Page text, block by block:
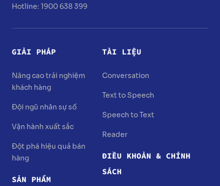
Hotline: 1900 638 399
GIẢI PHÁP
Nâng cao trải nghiệm
khách hàng
Đội ngũ nhân sự số
Vận hành xuất sắc
Đột phá hiệu quả bán
hàng
SẢN PHẨM
TÀI LIỆU
Conversation
Text to Speech
Speech to Text
Reader
ĐIỀU KHOẢN & CHÍNH
SÁCH